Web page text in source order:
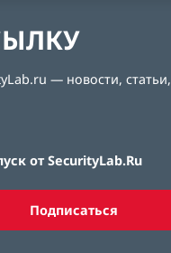
— новости, статьи,
от SecurityLab.Ru
Подписаться